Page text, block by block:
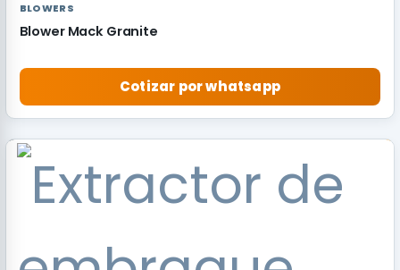
BLOWERS
Blower Mack Granite
Cotizar por whatsapp
RECOMENDADO